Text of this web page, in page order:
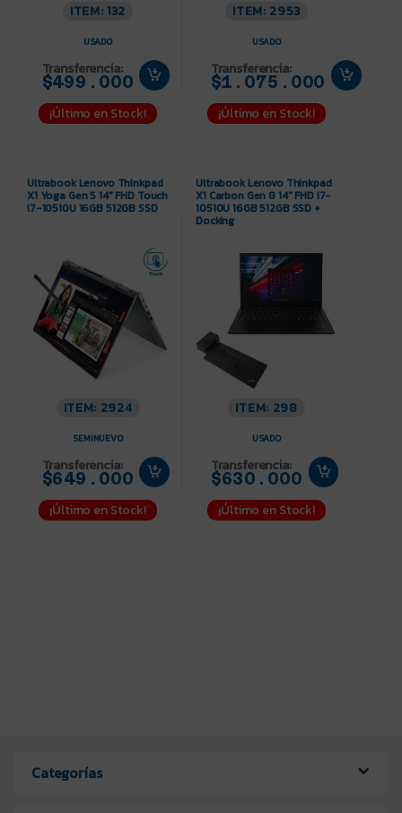
ITEM: 132
USADO
Transferencia:
$499.000
¡Último en Stock!
ITEM: 2953
USADO
Transferencia:
$1.075.000
¡Último en Stock!
Ultrabook Lenovo Thinkpad
X1 Yoga Gen 5 14″ FHD Touch
i7-10510U 16GB 512GB SSD
ITEM: 2924
SEMINUEVO
Transferencia:
$649.000
¡Último en Stock!
Ultrabook Lenovo Thinkpad
X1 Carbon Gen 8 14″ FHD i7-
10510U 16GB 512GB SSD +
Docking
ITEM: 298
USADO
Transferencia:
$630.000
¡Último en Stock!
Categorías